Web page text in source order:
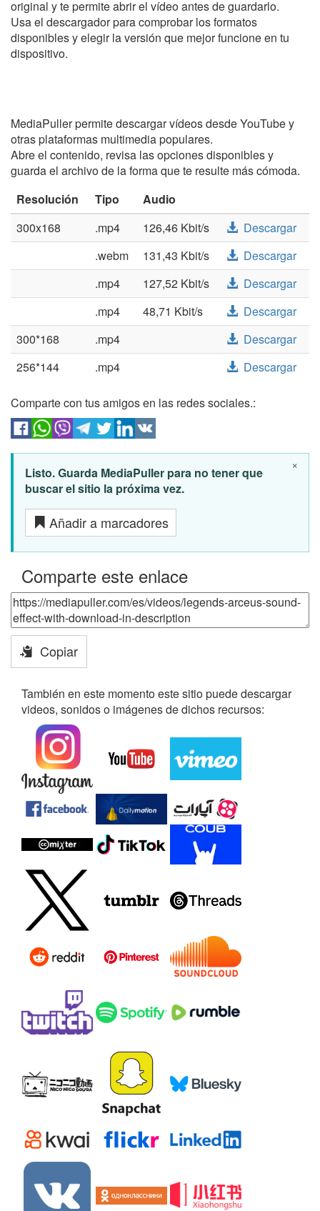
original y te permite abrir el vídeo antes de guardarlo.
Usa el descargador para comprobar los formatos
disponibles y elegir la versión que mejor funcione en tu
dispositivo.
MediaPuller permite descargar vídeos desde YouTube y
otras plataformas multimedia populares.
Abre el contenido, revisa las opciones disponibles y
guarda el archivo de la forma que te resulte más cómoda.
Resolución
Tipo
Audio
300x168
.mp4 126,46 Kbit/s
Descargar
.webm
131,43 Kbit/s
Descargar
.mp4
127,52 Kbit/s
Descargar
.mp4
48,71 Kbit/s
Descargar
300*168
.mp4
Descargar
256*144
.mp4 Descargar
Comparte con tus amigos en las redes sociales.:
×
Listo. Guarda MediaPuller para no tener que
buscar el sitio la próxima vez.
Añadir a marcadores
Comparte este enlace
Copiar
También en este momento este sitio puede descargar
videos, sonidos o imágenes de dichos recursos: